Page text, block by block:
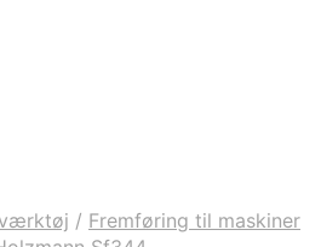
/ Fremføring til maskiner